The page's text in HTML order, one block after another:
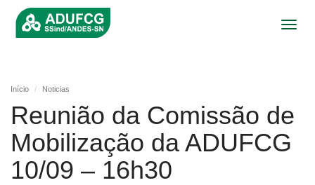
Início Noticias
Reunião da Comissão de
Mobilização da ADUFCG
10/09 – 16h30